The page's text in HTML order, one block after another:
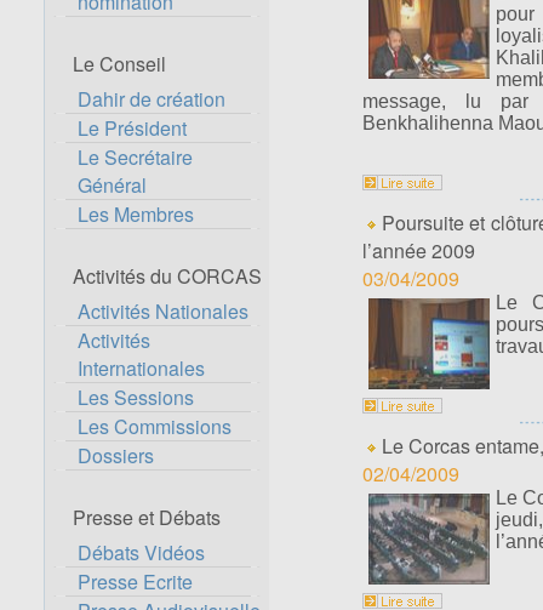
Le Conseil
Dahir de création
Le Président
Le Secrétaire
Général
Les Membres
Activités du CORCAS
Activités Nationales
Activités
Internationales
Les Sessions
Les Commissions
Dossiers
Presse et Débats
Débats Vidéos
Presse Ecrite
pour
message, lu par
Benkhalihenna
Poursuite et
l’année 2009
03/04/2009
Le
Le Corcas
02/04/2009
Le